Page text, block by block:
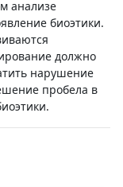
анализе
биоэтики.
должно
нарушение
пробела в